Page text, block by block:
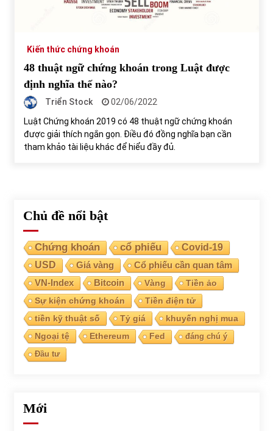
Bất ổn từ các cuộc đấu giá đất ở Thanh Hoá
31/05/2022
S&P Ratings cập nhật xếp hạng tín nhiệm của
Vietcombank và Eximbank
31/05/2022
Chứng khoán ngày 30/5/2022: Top 10 cổ phiếu nổi bật
31/05/2022
Kiến thức chứng khoán
48 thuật ngữ chứng khoán trong Luật được
định nghĩa thế nào?
Triển Stock
02/06/2022
Luật Chứng khoán 2019 có 48 thuật ngữ chứng khoán
được giải thích ngắn gọn. Điều đó đồng nghĩa bạn cần
tham khảo tài liệu khác để hiểu đầy đủ.
Chủ đề nổi bật
Chứng khoán cổ phiếu
Covid-19
USD
Giá vàng Cổ phiếu cần quan tâm
VN-Index Bitcoin Vàng
Tiền ảo
Sự kiện chứng khoán
Tiền điện tử
tiền kỹ thuật số
Tỷ giá
khuyến nghị mua
Ngoại tệ
Ethereum Fed
đáng chú ý
Đầu tư
Mới